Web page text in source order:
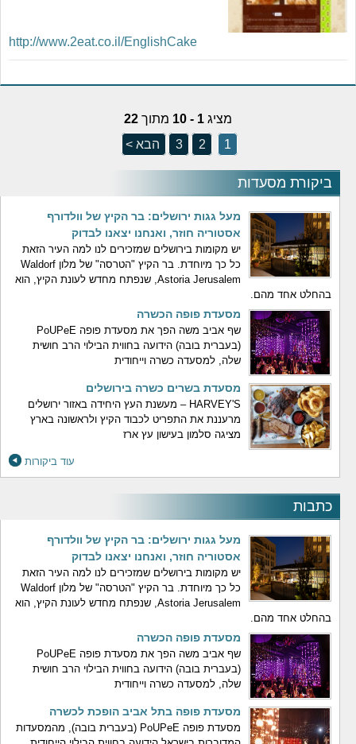
ביקורת מסעדות
מעל גגות ירושלים: בר הקיץ של וולדורף
אסטוריה חוזר, ואנחנו יצאנו לבדוק
יש מקומות בירושלים שמזכירים לנו למה העיר הזאת
כל כך מיוחדת. בר הקיץ "הטרסה" של מלון Waldorf
Astoria Jerusalem, שנפתח מחדש לעונת הקיץ, הוא
בהחלט אחד מהם.
מסעדת פופה הכשרה
שף אביב משה הפך את מסעדת פופה PoUPeE
(בעברית בובה) הידועה בחווית הבילוי הרב חושית
שלה, למסעדה כשרה וייחודית
מסעדת בשרים כשרה בירושלים
HARVEY'S – מעשנת העץ היחידה באזור ירושלים
מרעננת את התפריט לכבוד הקיץ ולראשונה בארץ
מציגה סלמון בעישון עץ ארז
עוד ביקורות
כתבות
מעל גגות ירושלים: בר הקיץ של וולדורף
אסטוריה חוזר, ואנחנו יצאנו לבדוק
יש מקומות בירושלים שמזכירים לנו למה העיר הזאת
כל כך מיוחדת. בר הקיץ "הטרסה" של מלון Waldorf
Astoria Jerusalem, שנפתח מחדש לעונת הקיץ, הוא
בהחלט אחד מהם.
מסעדת פופה הכשרה
שף אביב משה הפך את מסעדת פופה PoUPeE
(בעברית בובה) הידועה בחווית הבילוי הרב חושית
שלה, למסעדה כשרה וייחודית
מסעדת פופה בתל אביב הופכת לכשרה
מסעדת פופה PoUPeE (בעברית בובה), מהמסעדות
http://www.2eat.co.il/EnglishCake
מציג 1 - 10 מתוך 22
1
2
3 הבא >